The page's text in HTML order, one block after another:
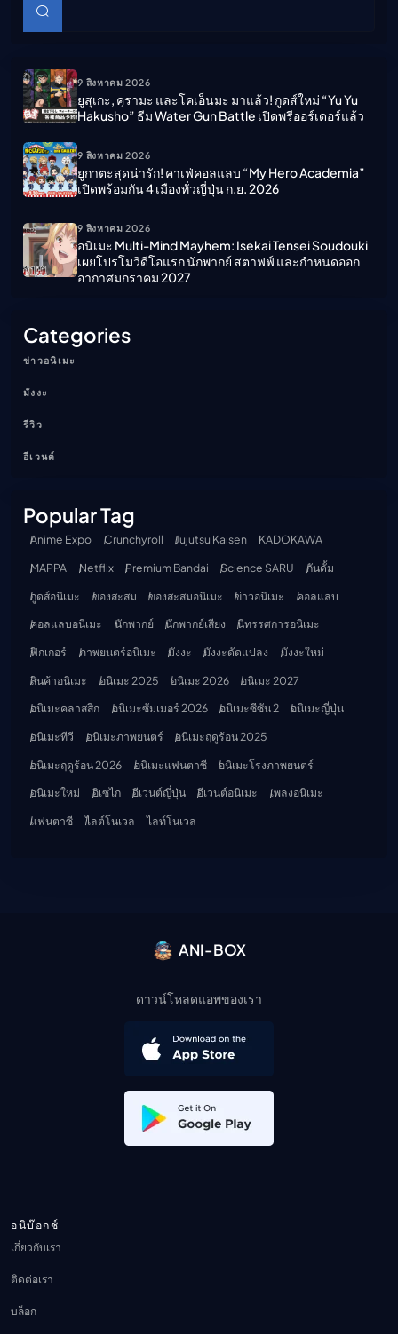
9 สิงหาคม 2026
ยูสุเกะ, คุรามะ และโคเอ็นมะ มาแล้ว! กูดส์ใหม่ “Yu Yu
Hakusho” ธีม Water Gun Battle เปิดพรีออร์เดอร์แล้ว
9 สิงหาคม 2026
ยูกาตะสุดน่ารัก! คาเฟ่คอลแลบ “My Hero Academia”
เปิดพร้อมกัน 4 เมืองทั่วญี่ปุ่น ก.ย. 2026
9 สิงหาคม 2026
อนิเมะ Multi-Mind Mayhem: Isekai Tensei Soudouki
เผยโปรโมวิดีโอแรก นักพากย์ สตาฟฟ์ และกำหนดออก
อากาศมกราคม 2027
Categories
ข่าวอนิเมะ
มังงะ
รีวิว
อีเวนต์
Popular Tag
Anime Expo Crunchyroll Jujutsu Kaisen
KADOKAWA
MAPPA
Netflix Premium Bandai Science SARU
กันดั้ม
กูดส์อนิเมะ
ของสะสม ของสะสมอนิเมะ ข่าวอนิเมะ
คอลแลบ
คอลแลบอนิเมะ
นักพากย์ นักพากย์เสียง
นิทรรศการอนิเมะ
ฟิกเกอร์
ภาพยนตร์อนิเมะ มังงะ มังงะดัดแปลง
มังงะใหม่
สินค้าอนิเมะ
อนิเมะ 2025 อนิเมะ 2026
อนิเมะ 2027
อนิเมะคลาสสิก
อนิเมะซัมเมอร์ 2026 อนิเมะซีซัน 2
อนิเมะญี่ปุ่น
อนิเมะทีวี
อนิเมะภาพยนตร์
อนิเมะฤดูร้อน 2025
อนิเมะฤดูร้อน 2026
อนิเมะแฟนตาซี
อนิเมะโรงภาพยนตร์
อนิเมะใหม่
อิเซไก อีเวนต์ญี่ปุ่น อีเวนต์อนิเมะ
เพลงอนิเมะ
แฟนตาซี
ไลต์โนเวล ไลท์โนเวล
ANI-BOX
ดาวน์โหลดแอพของเรา
อนิบ๊อกช์
เกี่ยวกับเรา
ติดต่อเรา
บล็อก